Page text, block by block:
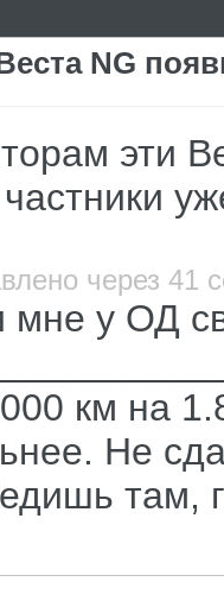
NG
эти
частники
через 41
мне у ОД
км на
Не
там,